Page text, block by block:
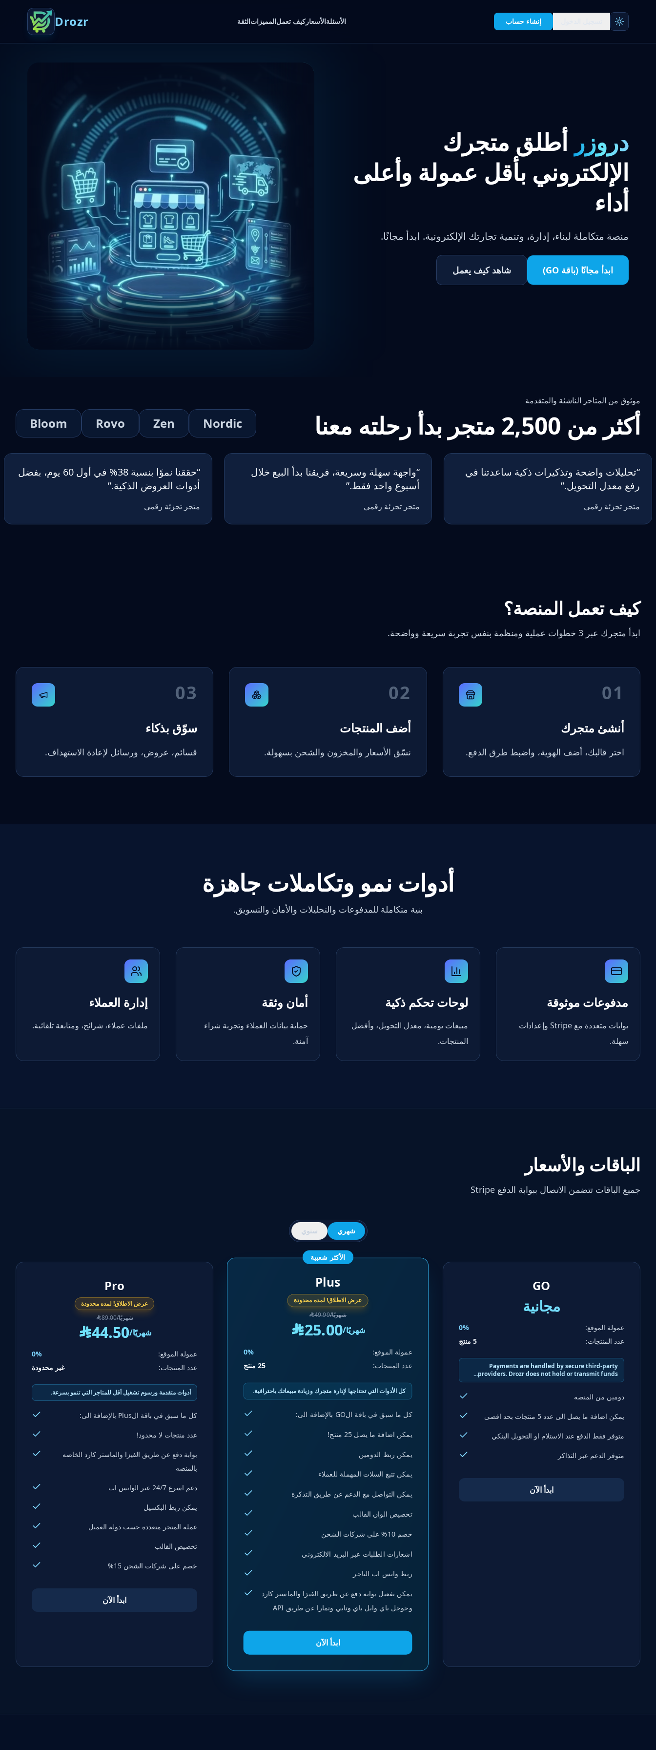
إنشاء حساب الأسئلةالأسعاركيف تعملالمميزاتالثقة Drozr
دروزر أطلق متجرك
الإلكتروني بأقل عمولة وأعلى
أداء
منصة متكاملة لبناء، إدارة، وتنمية تجارتك الإلكترونية. ابدأ مجانًا.
ابدأ مجانًا (باقة GO) شاهد كيف يعمل
موثوق من المتاجر الناشئة والمتقدمة
أكثر من 2,500 متجر بدأ رحلته معنا Nordic
Zen
Rovo
Bloom
“تحليلات واضحة وتذكيرات ذكية ساعدتنا في
رفع معدل التحويل.”
متجر تجزئة رقمي
“واجهة سهلة وسريعة، فريقنا بدأ البيع خلال
أسبوع واحد فقط.”
متجر تجزئة رقمي
“
حققنا نموًا بنسبة 38% في أول 60 يوم، بفضل
أدوات العروض الذكية.”
متجر تجزئة رقمي
كيف تعمل المنصة؟
ابدأ متجرك عبر 3 خطوات عملية ومنظمة بنفس تجربة سريعة وواضحة.
01
أنشئ متجرك
اختر قالبك، أضف الهوية، واضبط طرق الدفع.
02
أضف المنتجات
نسّق الأسعار والمخزون والشحن بسهولة.
03
سوّق بذكاء
قسائم، عروض، ورسائل لإعادة الاستهداف.
أدوات نمو وتكاملات جاهزة
بنية متكاملة للمدفوعات والتحليلات والأمان والتسويق.
مدفوعات موثوقة
بوابات متعددة مع Stripe وإعدادات
سهلة.
لوحات تحكم ذكية
مبيعات يومية، معدل التحويل، وأفضل
المنتجات.
أمان وثقة
حماية بيانات العملاء وتجربة شراء
آمنة.
إدارة العملاء
ملفات عملاء، شرائح، ومتابعة تلقائية.
الباقات والأسعار
جميع الباقات تتضمن الاتصال ببوابة الدفع Stripe
شهري سنوي
GO
مجانية
عمولة الموقع:
0%
عدد المنتجات:
5 منتج
Payments are handled by secure third-party
providers. Drozr does not hold or transmit funds...
دومين من المنصه
يمكن اضافة ما يصل الى عدد 5 منتجات بحد اقصى
متوفر فقط الدفع عند الاستلام او التحويل البنكي
متوفر الدعم عبر التذاكر
ابدأ الآن
الأكثر شعبية
Plus
عرض الاطلاق! لمده محدودة
^49.99 /شهريًا
^25.00 /شهريًا
عمولة الموقع:
0%
عدد المنتجات:
25 منتج
كل الأدوات التي تحتاجها لإدارة متجرك وزيادة مبيعاتك باحترافية.
كل ما سبق في باقة الGO بالإضافة الى:
يمكن اضافة ما يصل 25 منتج!
يمكن ربط الدومين
يمكن تتبع السلات المهملة للعملاء
يمكن التواصل مع الدعم عن طريق التذكرة
تخصيص الوان القالب
خصم 10% على شركات الشحن
اشعارات الطلبات عبر البريد الالكتروني
ربط واتس اب التاجر
يمكن تفعيل بوابة دفع عن طريق الفيزا والماستر كارد
وجوجل باي وابل باي وتابي وتمارا عن طريق API
ابدأ الآن
Pro
عرض الاطلاق! لمده محدودة
^89.00 /شهريًا
^44.50 /شهريًا
عمولة الموقع:
0%
عدد المنتجات:
غير محدودة
أدوات متقدمة ورسوم تشغيل أقل للمتاجر التي تنمو بسرعة.
كل ما سبق في باقة الPlus بالإضافة الى:
عدد منتجات لا محدود!
بوابة دفع عن طريق الفيزا والماستر كارد الخاصه
بالمنصه
دعم اسرع 24/7 عبر الواتس اب
يمكن ربط البكسيل
عمله المتجر متعددة حسب دولة العميل
تخصيص القالب
خصم على شركات الشحن 15%
ابدأ الآن